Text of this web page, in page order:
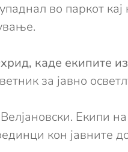
во паркот
каде екипите
к за јавно
Екипи
кон јавните